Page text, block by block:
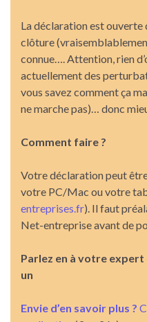
La déclaration est ouverte
clôture
connue…. Attention, rien
actuellement des
vous savez comment ça
ne marche pas)… donc
Comment faire ?
Votre déclaration peut
votre PC/Mac ou votre
entreprises.fr). Il faut
Net-entreprise avant de
Parlez en à votre
un
Envie d’en savoir plus ?